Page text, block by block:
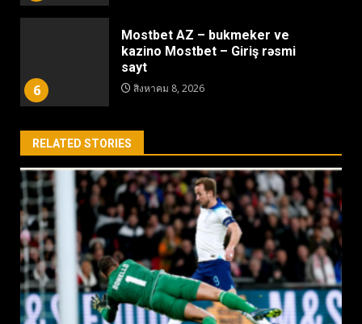
6
Mostbet AZ – bukmeker ve
kazino Mostbet – Giriş rəsmi
sayt
สิงหาคม 8, 2026
RELATED STORIES